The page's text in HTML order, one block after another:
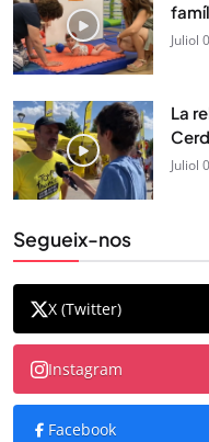
Juliol
La
Juliol
Segueix-nos
X (Twitter)
Instagram
Facebook